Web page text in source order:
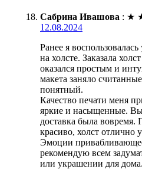
Сабрина Ивашова : ★
12.08.2024
Ранее я
на холсте. Заказала
оказался простым и
макета заняло
понятный.
Качество печати меня
яркие и насыщенные.
доставка была вовремя.
красиво, холст отлично
Эмоции
рекомендую всем
или украшении для дома.